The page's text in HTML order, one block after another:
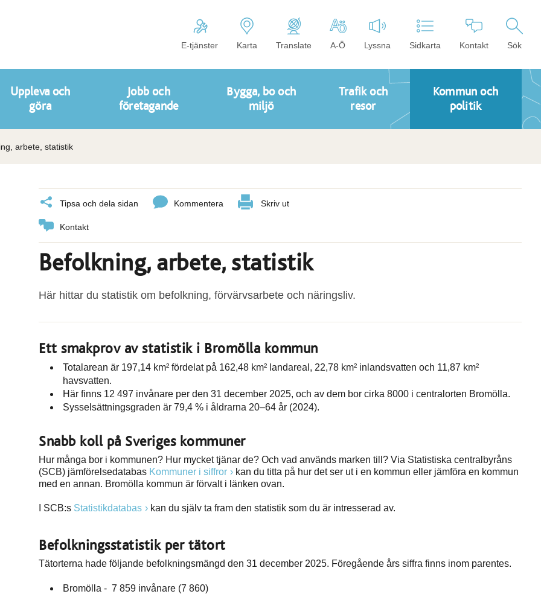
E-tjänster Karta Translate A-Ö Lyssna Sidkarta Kontakt Sök
Uppleva och
göra
Jobb och
företagande
Bygga, bo och
miljö
Trafik och
resor
Kommun och
politik
arbete, statistik
Tipsa och dela sidan Kommentera Skriv ut
Kontakt
Befolkning, arbete, statistik
Här hittar du statistik om befolkning, förvärvsarbete och näringsliv.
Ett smakprov av statistik i Bromölla kommun
Totalarean är 197,14 km² fördelat på 162,48 km² landareal, 22,78 km² inlandsvatten och 11,87 km²
havsvatten.
Här finns 12 497 invånare per den 31 december 2025, och av dem bor cirka 8000 i centralorten Bromölla.
Sysselsättningsgraden är 79,4 % i åldrarna 20–64 år (2024).
Snabb koll på Sveriges kommuner
Hur många bor i kommunen? Hur mycket tjänar de? Och vad används marken till? Via Statistiska centralbyråns
(SCB) jämförelsedatabas Kommuner i siffror
kan du titta på hur det ser ut i en kommun eller jämföra en kommun
med en annan. Bromölla kommun är förvalt i länken ovan.
I SCB:s Statistikdatabas kan du själv ta fram den statistik som du är intresserad av.
Befolkningsstatistik per tätort
Tätorterna hade följande befolkningsmängd den 31 december 2025. Föregående års siffra finns inom parentes.
Bromölla - 7 859 invånare (7 860)